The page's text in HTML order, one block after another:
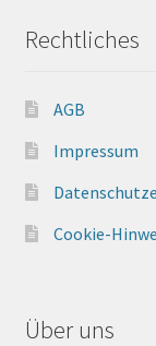
Rechtliches
AGB
Impressum
Cookie-
Über uns